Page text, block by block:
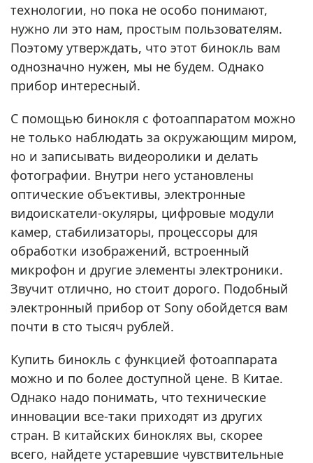
технологии, но пока не особо понимают,
нужно ли это нам, простым пользователям.
Поэтому утверждать, что этот бинокль вам
однозначно нужен, мы не будем. Однако
прибор интересный.
С помощью бинокля с фотоаппаратом можно
не только наблюдать за окружающим миром,
но и записывать видеоролики и делать
фотографии. Внутри него установлены
оптические объективы, электронные
видоискатели-окуляры, цифровые модули
камер, стабилизаторы, процессоры для
обработки изображений, встроенный
микрофон и другие элементы электроники.
Звучит отлично, но стоит дорого. Подобный
электронный прибор от Sony обойдется вам
почти в сто тысяч рублей.
Купить бинокль с функцией фотоаппарата
можно и по более доступной цене. В Китае.
Однако надо понимать, что технические
инновации все-таки приходят из других
стран. В китайских биноклях вы, скорее
всего, найдете устаревшие чувствительные